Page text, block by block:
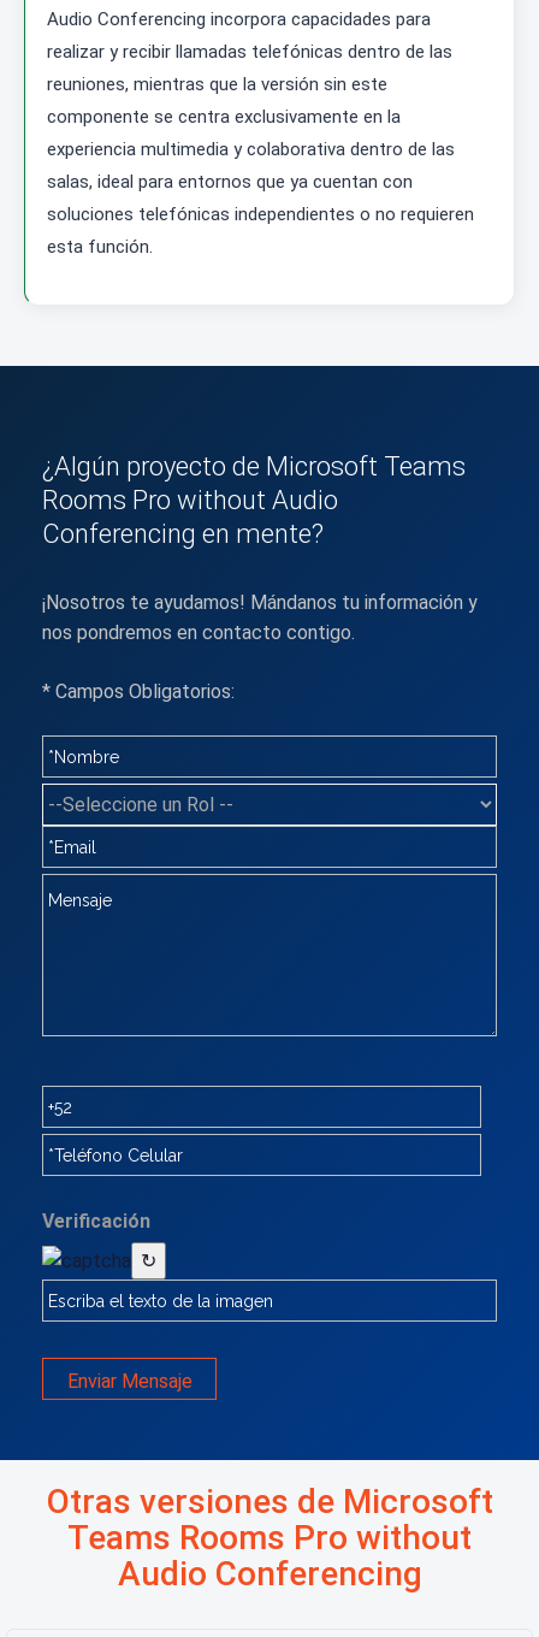
Audio Conferencing incorpora capacidades para
realizar y recibir llamadas telefónicas dentro de las
reuniones, mientras que la versión sin este
componente se centra exclusivamente en la
experiencia multimedia y colaborativa dentro de las
salas, ideal para entornos que ya cuentan con
soluciones telefónicas independientes o no requieren
esta función.
¿Algún proyecto de Microsoft Teams
Rooms Pro without Audio
Conferencing en mente?
¡Nosotros te ayudamos! Mándanos tu información y
nos pondremos en contacto contigo.
* Campos Obligatorios:
Verificación
↻
Enviar Mensaje
Otras versiones de Microsoft
Teams Rooms Pro without
Audio Conferencing